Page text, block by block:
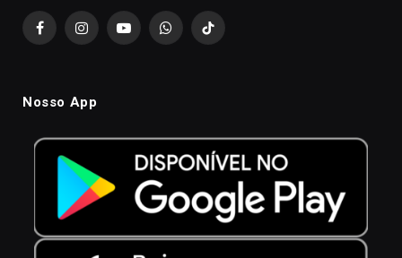
FacebookInstagramYouTubeWhatsAppTikTok
Nosso App